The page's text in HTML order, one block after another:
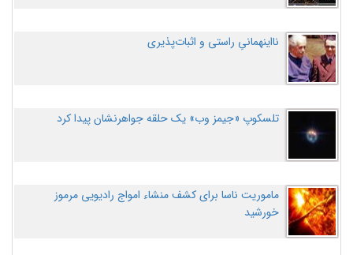
نااینهمانیِ راستی و اثبات‌پذیری
تلسکوپ «جیمز وب» یک حلقه جواهرنشان پیدا کرد
ماموریت ناسا برای کشف منشاء امواج رادیویی مرموز
خورشید